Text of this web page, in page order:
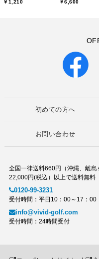
￥1,210
￥6,600
初めての方へ
お問い合わせ
全国一律送料660円（沖縄、離島
22,000円(税込）以上で送料無料
0120-99-3231
受付時間：平日10：00～17：00
info@vivid-golf.com
受付時間：24時間受付